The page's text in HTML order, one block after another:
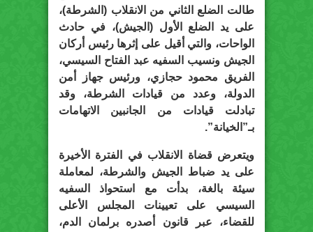
طالت الضلع الثاني من الانقلاب (الشرطة)،
على يد الضلع الأول (الجيش)، في حادث
الواحات، والتي أقيل على إثرها رئيس أركان
الجيش ونسيب السفيه عبد الفتاح السيسي،
الفريق محمود حجازي، ورئيس جهاز أمن
الدولة، وعدد من قيادات الشرطة، وقد
تبادلت قيادات من الجانبين الاتهامات
بـ”الخيانة”.
ويتعرض قضاة الانقلاب في الفترة الأخيرة
على يد ضباط الجيش والشرطة، لمعاملة
سيئة بالغة، بدأت مع استحواذ السفيه
السيسي على تعيينات المجلس الأعلى
للقضاء، عبر قانون أصدره برلمان الدم،